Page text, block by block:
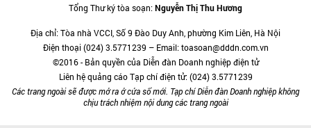
Tổng Thư ký tòa soạn:Nguyễn Thị Thu Hương
Địa chỉ: Tòa nhà VCCI, Số 9 Đào Duy Anh, phường Kim Liên, Hà Nội
Điện thoại (024) 3.5771239 – Email: toasoan@dddn.com.vn
©2016 - Bản quyền của Diễn đàn Doanh nghiệp điện tử
Liên hệ quảng cáo Tạp chí điện tử: (024) 3.5771239
Các trang ngoài sẽ được mở ra ở cửa sổ mới. Tạp chí Diễn đàn Doanh nghiệp không
chịu trách nhiệm nội dung các trang ngoài